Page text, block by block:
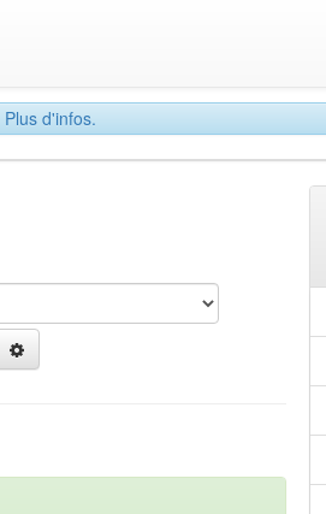
Plus d'infos.